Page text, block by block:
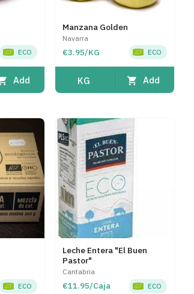
ECO
Add
Manzana Golden
Navarra
€3.95/KG ECO
KG Add
ECO
Leche Entera "El Buen
Pastor"
Cantabria
€11.95/Caja ECO